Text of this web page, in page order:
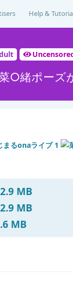
Help &
○緒ポーズ
MB
MB
MB